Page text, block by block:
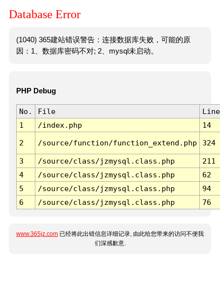
Database Error
(1040) 365建站错误警告：连接数据库失败，可能的原
因：1、数据库密码不对; 2、mysql未启动。
PHP Debug
No. File
Line
1
/index.php 14
2 /source/function/function_extend.php 324
3 /source/class/jzmysql.class.php
211
4
/source/class/jzmysql.class.php
62
5
/source/class/jzmysql.class.php
94
6
/source/class/jzmysql.class.php 76
www.365jz.com 已经将此出错信息详细记录, 由此给您带来的访问不便我
们深感歉意.